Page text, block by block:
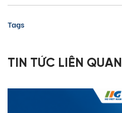
Tags
TIN TỨC LIÊN QUAN